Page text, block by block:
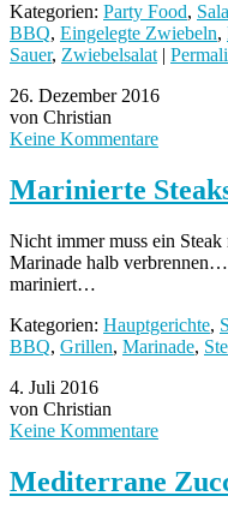
Kategorien: Party Food,
BBQ, Eingelegte Zwiebeln,
Sauer, Zwiebelsalat |
26. Dezember 2016
von Christian
Keine Kommentare
Marinierte
Nicht immer muss ein
Marinade halb
mariniert…
Kategorien: Hauptgerichte,
BBQ, Grillen, Marinade,
4. Juli 2016
von Christian
Keine Kommentare
Mediterrane